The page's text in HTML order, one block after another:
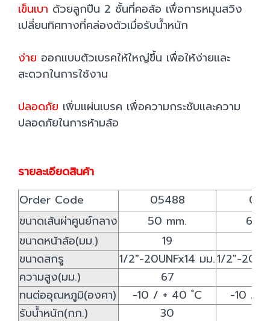
เข็นเบา ด้วยลูกปืน 2 ชั้นที่คอล้อ เพื่อการหมุนสวิง
เปลี่ยนทิศทางที่คล่องตัวเมื่อรับน้ำหนัก
ง่าย ออกแบบตัวเบรคให้ใหญ่ขึ้น เพื่อให้ง่ายและ
สะดวกในการใช้งาน
ปลอดภัย เพิ่มแผ่นเบรค เพื่อความกระชับและความ
ปลอดภัยในการห้ามล้อ
รายละเอียดสินค้า
Order Code
05488
ขนาดเส้นผ่าศูนย์กลาง
50 mm.
65
ขนาดหน้าล้อ(มม.)
19
ขนาดสกรู
1/2"-20UNFx14 มม.1/2"-
ความสูง(มม.)
67
ทนต่ออุณหภูมิ(องศา)
-10 / + 40 ํC
-10 /
รับน้ำหนัก(กก.)
30